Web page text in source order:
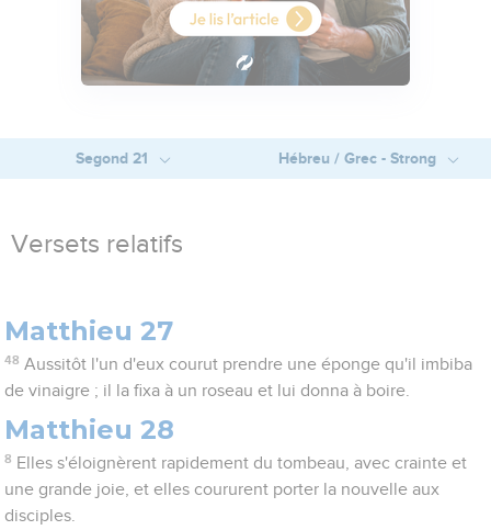
Segond 21 Hébreu / Grec - Strong
Versets relatifs
Matthieu 27
48 Aussitôt l'un d'eux courut prendre une éponge qu'il imbiba
de vinaigre ; il la fixa à un roseau et lui donna à boire.
Matthieu 28
8 Elles s'éloignèrent rapidement du tombeau, avec crainte et
une grande joie, et elles coururent porter la nouvelle aux
disciples.